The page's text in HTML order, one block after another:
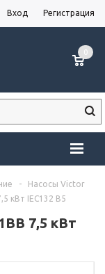
Вход Регистрация
0
-
Насосы Victor
кВт IEC132 B5
7,5 кВт